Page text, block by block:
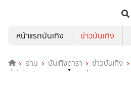
หน้าแรกบันเทิง
ข่าวบันเทิง
อ่าน บันเทิงดารา ข่าวบันเทิง
พี่เอ่ยขอข้าวขอแกง” ไปกันต่อ!